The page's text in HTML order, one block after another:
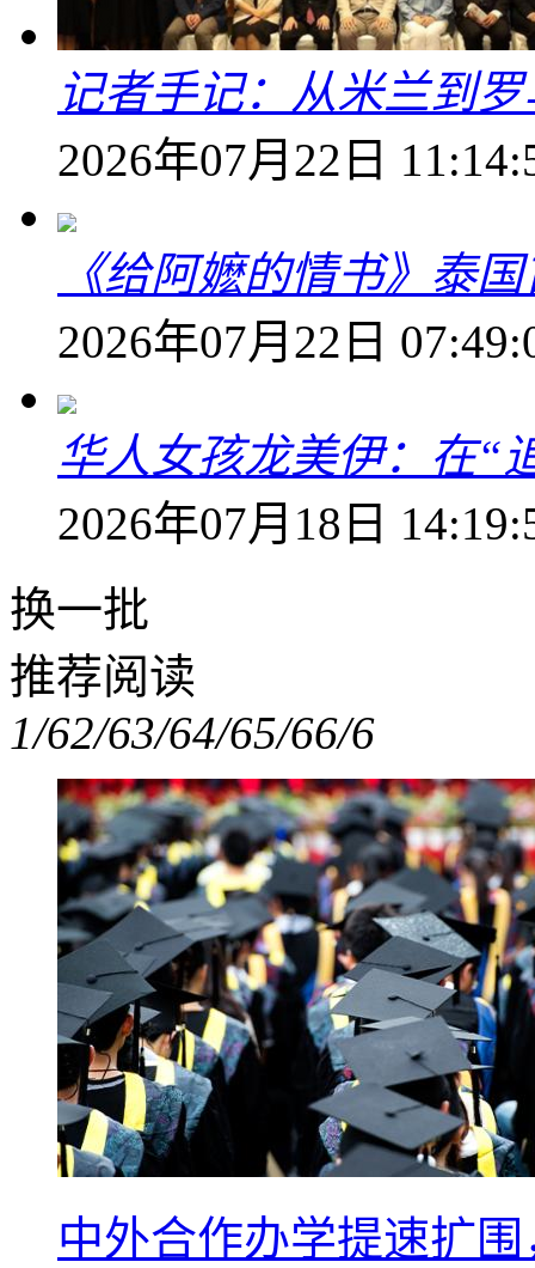
记者手记：从米兰到
2026年07月22日
《给阿嬷的情书》泰
2026年07月22日
华人女孩龙美伊：在“
2026年07月18日
换一批
推荐阅读
1/62/63/64/65/66/6
中外合作办学提速扩